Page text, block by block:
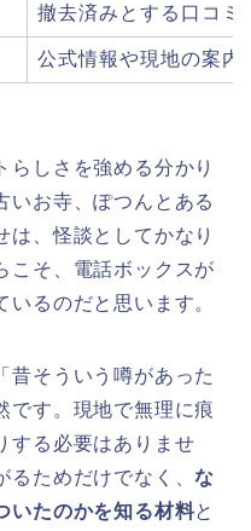
撤去済みとする口コミ
公式情報や現地の案内
らしさを強める分かり
いお寺、ぽつんとある
は、怪談としてかなり
こそ、電話ボックスが
るのだと思います。
昔そういう噂があった
です。現地で無理に痕
する必要はありませ
るためだけでなく、な
いたのかを知る材料と